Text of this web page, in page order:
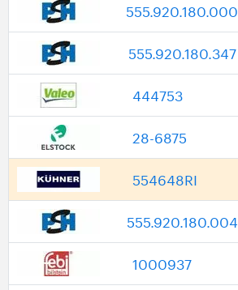
555.920.180.000
555.920.180.347
444753
28-6875
554648RI
555.920.180.004
1000937